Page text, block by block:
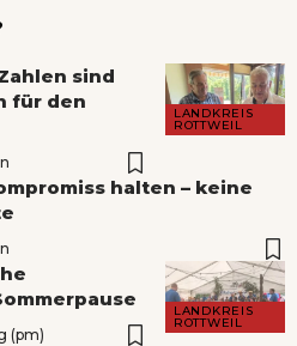
LANDKREIS
ROTTWEIL
sind
für den
halten – keine
LANDKREIS
ROTTWEIL
(pm)